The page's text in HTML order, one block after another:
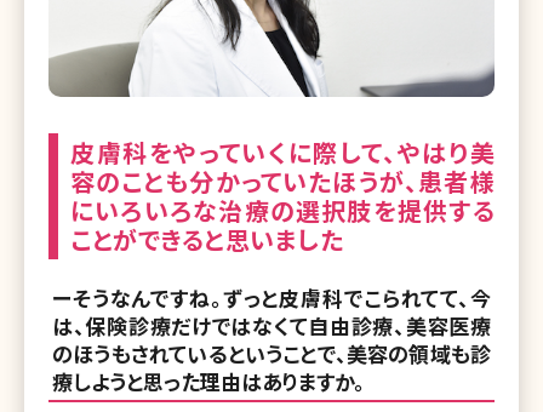
皮膚科をやっていくに際して、やはり美
容のことも分かっていたほうが、患者様
にいろいろな治療の選択肢を提供する
ことができると思いました
ーそうなんですね。ずっと皮膚科でこられてて、今
は、保険診療だけではなくて自由診療、美容医療
のほうもされているということで、美容の領域も診
療しようと思った理由はありますか。